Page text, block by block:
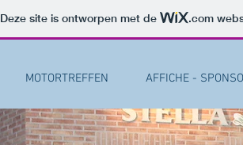
Deze site is ontworpen met de .com
MOTORTREFFEN AFFICHE -